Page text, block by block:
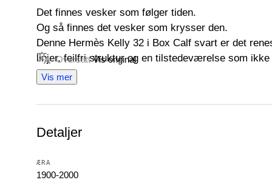
Det finnes vesker som følger tiden.
Og så finnes det vesker som krysser den.
Denne Hermès Kelly 32 i Box Calf svart er det
linjer, feilfri struktur og en tilstedeværelse som
Sellier-konstruksjonen, med sine definerte og
presisjonen til Hermès, mens skinnet Box Calf —
en bevisst skjønnhet som er ment å utvikle seg
Det er for de som erkjenner verdien av ting laget for
________________________________________
Generelle egenskaper:
Oversatt Vis original
Vis mer
Detaljer
ÆRA
1900-2000